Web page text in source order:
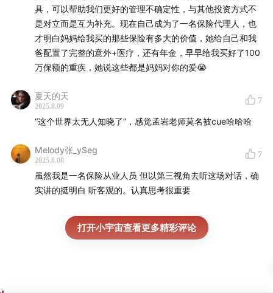
用；身故/残疾时一笔赔付，保证家人或自己的正常生
活。
百万医疗险：用于应对疾病风险，如患者需要住院，可
以报销高额的住院医疗费。
付，应对治疗费用和因疾病导致的收入损失。
定期寿险：用于应对疾病/意外身故风险，身故/全残时
一笔赔付，可以给家人留一笔钱，确保正常生活不被打
乱。
防癌医疗险：防癌医疗险是一种专门针对癌症相关治疗
费用进行报销的医疗保险，只报销确诊为癌症后的医疗
支出。
：保险公司在出险时最高赔付的金额，也叫「保险金
而非 “别人都在买”。如囤货因 “史低价” 最终闲置，保险盲目
跟风也可能浪费成本。
6.「储蓄险的独特价值：不止收益，更在功能」
（防老年被骗本金）;教育金强制储蓄（心理确定性需求）
注意流动性约束：储蓄险资金长期锁定，需权衡未来大额支
7.「保险配置的实操建议：三步自查法」
① 检视缺口：检查险种是否配齐, 用工具（如“有知有行
② 校准保额：保额是否足够。重疾险保额建议为年收入的
具，可以帮助我们更好的管理不确定性，与其他投资方式不
是对立而是互为补充。现在自己成为了一名保险代理人，也
才明白妈妈给我买的那些保险有多大的价值，她给自己和我
爸配置了完整的意外+医疗，还有年金，早早给我买好了100
万保额的重疾，她说这些都是妈妈对你的爱😭
夏天的天
2025.8.09
7
“这个世界太无人知晓了”，感觉孟岩老师莫名被cue哈哈哈
Melody张_ySeg
2025.8.08
7
虽然我是一名保险从业人员 但以第三视角去听这场对话，确
实讲的挺明白 听客观的。认真思考很重要
打开小宇宙查看更多精彩评论